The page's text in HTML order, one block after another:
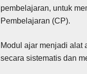
pembelajaran, untuk
Pembelajaran (CP).
Modul ajar menjadi alat
secara sistematis dan